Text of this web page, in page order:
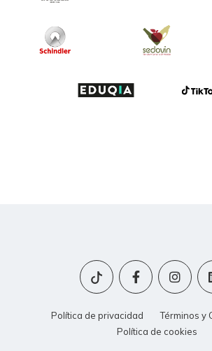
Política de privacidad
Términos y
Política de cookies